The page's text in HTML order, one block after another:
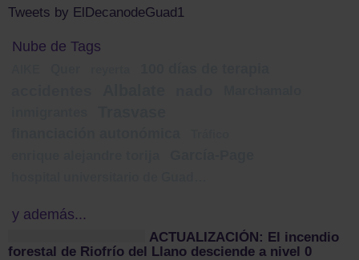
Tweets by ElDecanodeGuad1
Nube de Tags
y además...
ACTUALIZACIÓN: El incendio
forestal de Riofrío del Llano desciende a nivel 0